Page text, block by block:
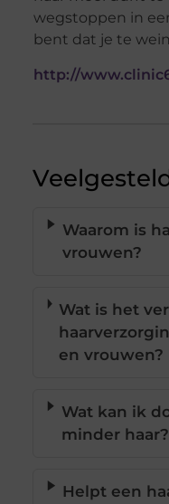
wegstoppen in
bent dat je te
http://
Waarom is
vrouwen?
Wat is het
en vrouwen?
Wat kan ik
minder haar?
Helpt een